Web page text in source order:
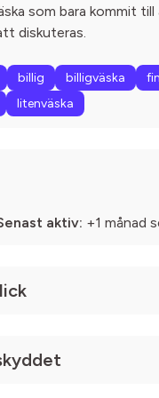
som bara kommit till
diskuteras.
billig billigväska fin
litenväska
aktiv: +1 månad